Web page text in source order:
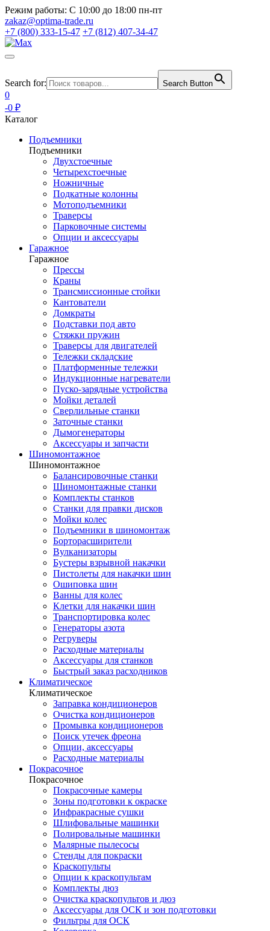
Режим работы: С 10:00 до 18:00 пн-пт
zakaz@optima-trade.ru
+7 (800) 333-15-47 +7 (812) 407-34-47
Search for: Search Button
0
-0 ₽
Каталог
Подъемники
Подъемники
Двухстоечные
Четырехстоечные
Ножничные
Подкатные колонны
Мотоподъемники
Траверсы
Парковочные системы
Опции и аксессуары
Гаражное
Гаражное
Прессы
Краны
Трансмиссионные стойки
Кантователи
Домкраты
Подставки под авто
Стяжки пружин
Траверсы для двигателей
Тележки складские
Платформенные тележки
Индукционные нагреватели
Пуско-зарядные устройства
Мойки деталей
Сверлильные станки
Заточные станки
Дымогенераторы
Аксессуары и запчасти
Шиномонтажное
Шиномонтажное
Балансировочные станки
Шиномонтажные станки
Комплекты станков
Станки для правки дисков
Мойки колес
Подъемники в шиномонтаж
Борторасширители
Вулканизаторы
Бустеры взрывной накачки
Пистолеты для накачки шин
Ошиповка шин
Ванны для колес
Клетки для накачки шин
Транспортировка колес
Генераторы азота
Регруверы
Расходные материалы
Аксессуары для станков
Быстрый заказ расходников
Климатическое
Климатическое
Заправка кондиционеров
Очистка кондиционеров
Промывка кондиционеров
Поиск утечек фреона
Опции, аксессуары
Расходные материалы
Покрасочное
Покрасочное
Покрасочные камеры
Зоны подготовки к окраске
Инфракрасные сушки
Шлифовальные машинки
Полировальные машинки
Малярные пылесосы
Стенды для покраски
Краскопульты
Опции к краскопультам
Комплекты дюз
Очистка краскопультов и дюз
Аксессуары для ОСК и зон подготовки
Фильтры для ОСК